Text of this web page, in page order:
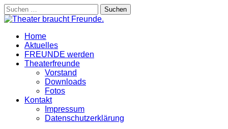
Skip
to
Suchen
nach:
Home
Aktuelles
FREUNDE werden
Theaterfreunde
Vorstand
Downloads
Fotos
Kontakt
Impressum
Datenschutzerklärung